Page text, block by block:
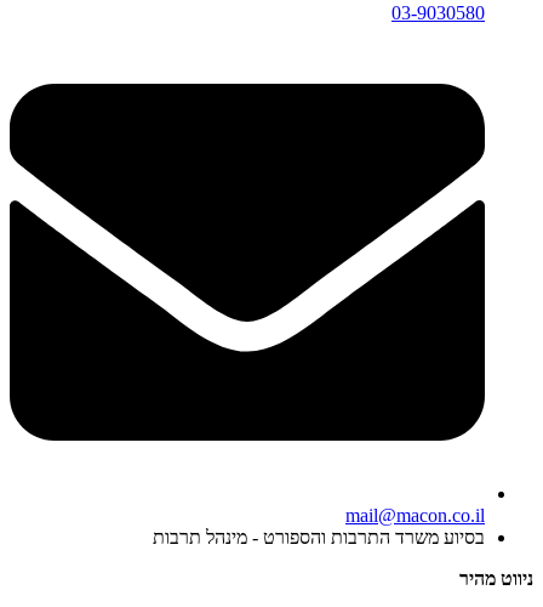
03-9030580
mail@macon.co.il
בסיוע משרד התרבות והספורט - מינהל תרבות
ניווט מהיר